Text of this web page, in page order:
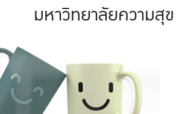
มหาวิทยาลัย
ให้กับประชาชน
มหาวิทยาลัยความสุข